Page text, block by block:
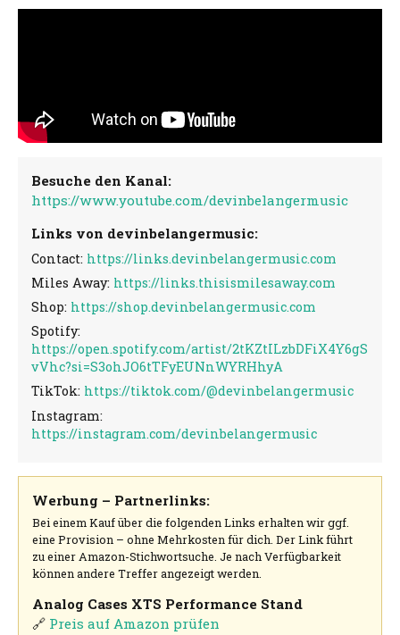
Besuche den Kanal:
https://www.youtube.com/devinbelangermusic
Links von devinbelangermusic:
Contact: https://links.devinbelangermusic.com
Miles Away: https://links.thisismilesaway.com
Shop: https://shop.devinbelangermusic.com
Spotify:
https://open.spotify.com/artist/2tKZtILzbDFiX4Y6gS
vVhc?si=S3ohJO6tTFyEUNnWYRHhyA
TikTok: https://tiktok.com/@devinbelangermusic
Instagram:
https://instagram.com/devinbelangermusic
Werbung – Partnerlinks:
Bei einem Kauf über die folgenden Links erhalten wir ggf.
eine Provision – ohne Mehrkosten für dich. Der Link führt
zu einer Amazon-Stichwortsuche. Je nach Verfügbarkeit
können andere Treffer angezeigt werden.
Analog Cases XTS Performance Stand
🔗 Preis auf Amazon prüfen